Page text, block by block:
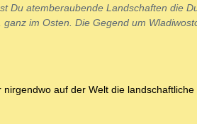
Du atemberaubende Landschaften die
im Osten. Die Gegend um
auf der Welt die